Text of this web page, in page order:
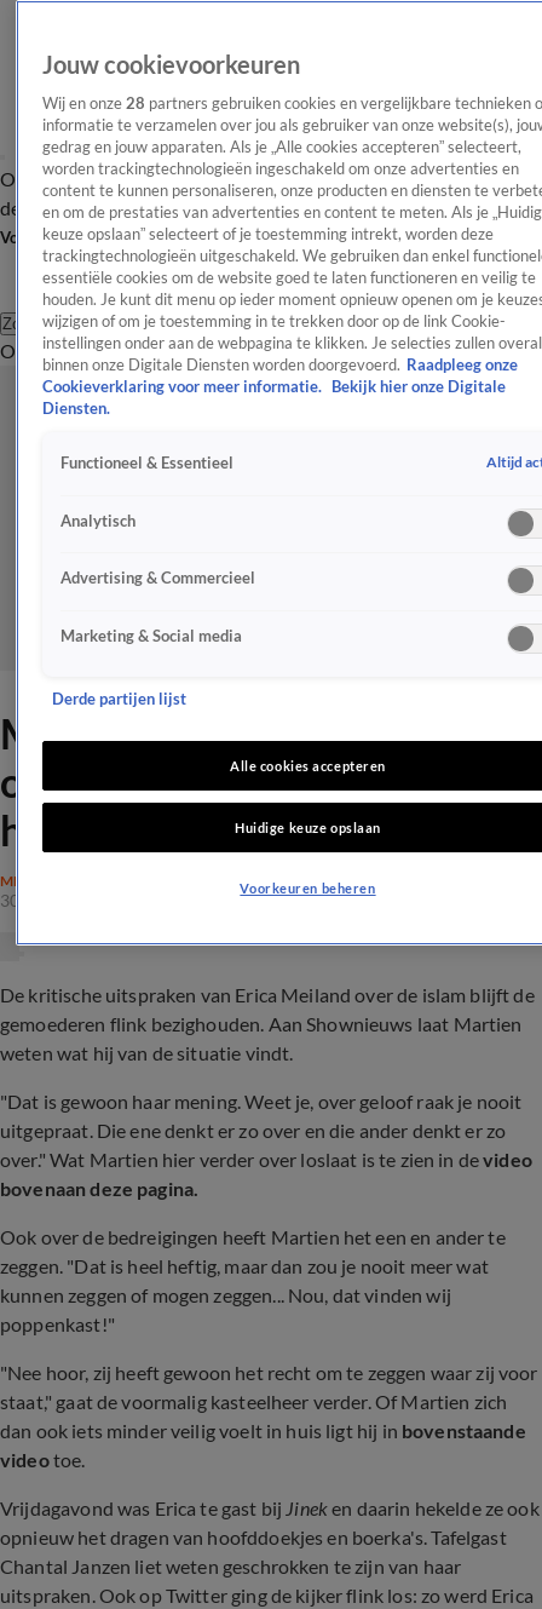
OverzichtAfleveringen Entertainment TV Algemeen
Tip
de redactieNieuwsbrief
Volg Shownieuws
Zoeken
OverzichtEntertainmentSpraakmakendRealityCrimeVideo's
Martien Meiland neemt het
op voor Erica: 'Dat is gewoon
haar mening'
MEILAND
30 okt 2021, 22:04
De kritische uitspraken van Erica Meiland over de islam blijft de
gemoederen flink bezighouden. Aan Shownieuws laat Martien
weten wat hij van de situatie vindt.
"Dat is gewoon haar mening. Weet je, over geloof raak je nooit
uitgepraat. Die ene denkt er zo over en die ander denkt er zo
over." Wat Martien hier verder over loslaat is te zien in devideo
bovenaan deze pagina.
Ook over de bedreigingen heeft Martien het een en ander te
zeggen. "Dat is heel heftig, maar dan zou je nooit meer wat
kunnen zeggen of mogen zeggen... Nou, dat vinden wij
poppenkast!"
"Nee hoor, zij heeft gewoon het recht om te zeggen waar zij voor
staat," gaat de voormalig kasteelheer verder. Of Martien zich
dan ook iets minder veilig voelt in huis ligt hij in bovenstaande
videotoe.
Vrijdagavond was Erica te gast bij Jineken daarin hekelde ze ook
opnieuw het dragen van hoofddoekjes en boerka's. Tafelgast
Chantal Janzen liet weten geschrokken te zijn van haar
uitspraken. Ook op Twitter ging de kijker flink los: zo werd Erica
Jouw cookievoorkeuren
Wij en onze 28 partners gebruiken cookies en vergelijkbare technieken
informatie te verzamelen over jou als gebruiker van onze website(s),
gedrag en jouw apparaten. Als je „Alle cookies accepteren” selecteert,
worden trackingtechnologieën ingeschakeld om onze advertenties en
content te kunnen personaliseren, onze producten en diensten te
en om de prestaties van advertenties en content te meten. Als je
keuze opslaan” selecteert of je toestemming intrekt, worden deze
trackingtechnologieën uitgeschakeld. We gebruiken dan enkel
essentiële cookies om de website goed te laten functioneren en veilig te
houden. Je kunt dit menu op ieder moment opnieuw openen om je
wijzigen of om je toestemming in te trekken door op de link Cookie-
instellingen onder aan de webpagina te klikken. Je selecties zullen overal
binnen onze Digitale Diensten worden doorgevoerd. Raadpleeg onze
Cookieverklaring voor meer informatie.
Bekijk hier onze Digitale
Diensten.
Functioneel & Essentieel Altijd
Analytisch
Advertising & Commercieel
Marketing & Social media
Derde partijen lijst
Alle cookies accepteren
Huidige keuze opslaan
Voorkeuren beheren